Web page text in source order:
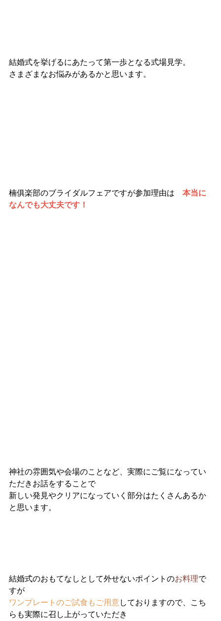
結婚式を挙げるにあたって第一歩となる式場見学。
さまざまなお悩みがあるかと思います。
楠俱楽部のブライダルフェアですが参加理由は 本当に
なんでも大丈夫です！
神社の雰囲気や会場のことなど、実際にご覧になってい
ただきお話をすることで
新しい発見やクリアになっていく部分はたくさんあるか
と思います。
結婚式のおもてなしとして外せないポイントのお料理で
すが
ワンプレートのご試食もご用意しておりますので、こち
らも実際に召し上がっていただき